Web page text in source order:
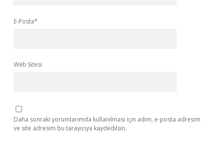
E-Posta*
Web Sitesi
Daha sonraki yorumlarımda kullanılması için adım, e-posta adresim
ve site adresim bu tarayıcıya kaydedilsin.